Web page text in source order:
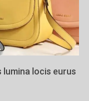
locis eurus